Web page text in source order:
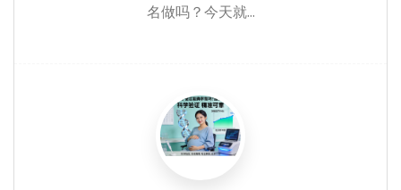
名做吗？今天就...